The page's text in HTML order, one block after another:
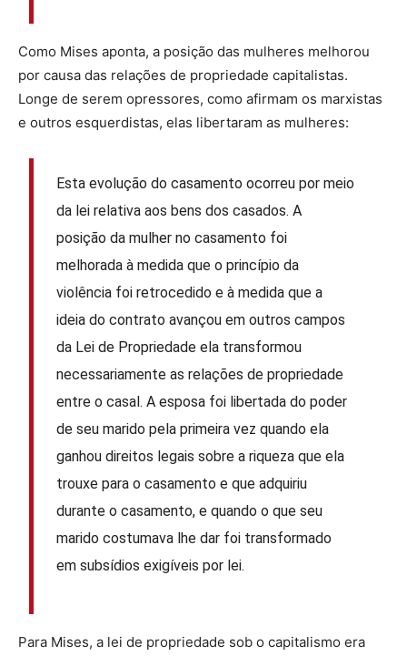
Como Mises aponta, a posição das mulheres melhorou
por causa das relações de propriedade capitalistas.
Longe de serem opressores, como afirmam os marxistas
e outros esquerdistas, elas libertaram as mulheres:
Esta evolução do casamento ocorreu por meio
da lei relativa aos bens dos casados. A
posição da mulher no casamento foi
melhorada à medida que o princípio da
violência foi retrocedido e à medida que a
ideia do contrato avançou em outros campos
da Lei de Propriedade ela transformou
necessariamente as relações de propriedade
entre o casal. A esposa foi libertada do poder
de seu marido pela primeira vez quando ela
ganhou direitos legais sobre a riqueza que ela
trouxe para o casamento e que adquiriu
durante o casamento, e quando o que seu
marido costumava lhe dar foi transformado
em subsídios exigíveis por lei.
Para Mises, a lei de propriedade sob o capitalismo era